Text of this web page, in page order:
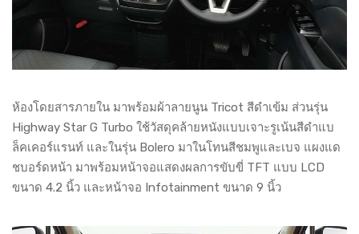
ห้องโดยสารภายใน มาพร้อมผ้าลายนูน Tricot สีดำเข้ม ส่วนรุ่น
Highway Star G Turbo ใช้วัสดุคล้ายหนังแบบเจาะรูเน้นสีดำแบ
ล็คเคอร์แรนท์ และในรุ่น Bolero มาในโทนสีชมพูและเบจ แผงแด
ชบอร์ดหน้า มาพร้อมหน้าจอแสดงผลการขับขี่ TFT แบบ LCD
ขนาด 4.2 นิ้ว และหน้าจอ Infotainment ขนาด 9 นิ้ว